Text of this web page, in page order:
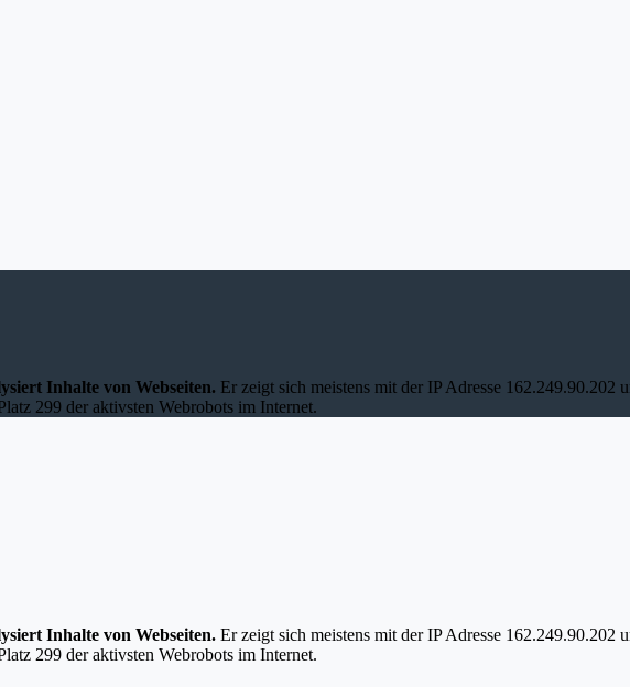
Inhalte von Webseiten. Er zeigt sich meistens mit der IP Adresse
299 der aktivsten Webrobots im Internet.
Inhalte von Webseiten. Er zeigt sich meistens mit der IP Adresse
299 der aktivsten Webrobots im Internet.